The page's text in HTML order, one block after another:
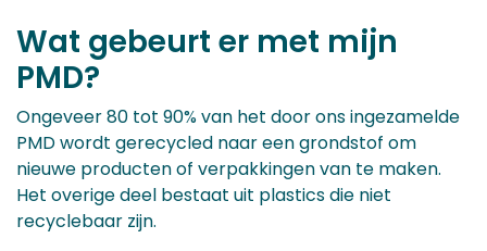
Wat gebeurt er met mijn
PMD?
Ongeveer 80 tot 90% van het door ons ingezamelde
PMD wordt gerecycled naar een grondstof om
nieuwe producten of verpakkingen van te maken.
Het overige deel bestaat uit plastics die niet
recyclebaar zijn.